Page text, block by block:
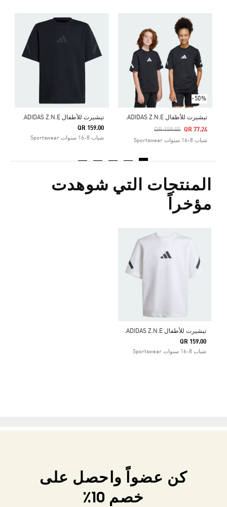
-50%
تيشيرت للأطفال ADIDAS Z.N.E.
Price Reduced From
QR 159.00
To QR 77.24
شباب 8-16 سنوات Sportswear
تيشيرت للأطفال ADIDAS Z.N.E.
QR 159.00
شباب 8-16 سنوات Sportswear
المنتجات التي شوهدت
مؤخراً
تيشيرت للأطفال ADIDAS Z.N.E.
QR 159.00
شباب 8-16 سنوات Sportswear
كن عضواً واحصل على
خصم 10٪